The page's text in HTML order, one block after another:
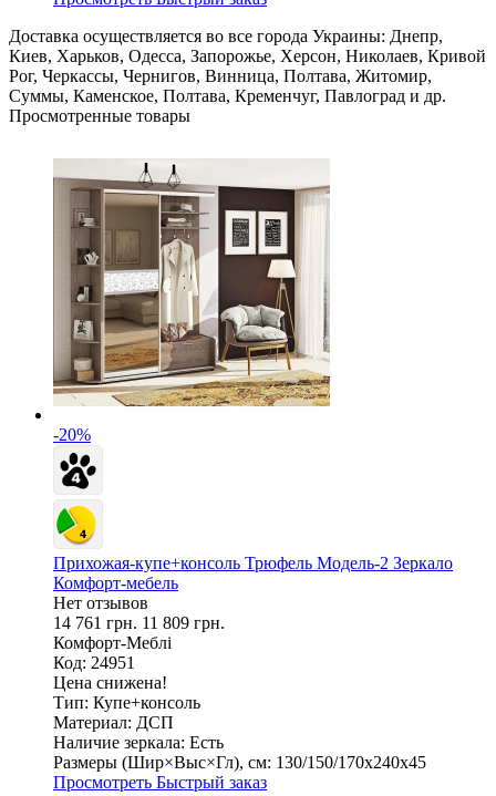
Доставка осуществляется во все города Украины: Днепр,
Киев, Харьков, Одесса, Запорожье, Херсон, Николаев, Кривой
Рог, Черкассы, Чернигов, Винница, Полтава, Житомир,
Суммы, Каменское, Полтава, Кременчуг, Павлоград и др.
Просмотренные товары
-20%
Прихожая-купе+консоль Трюфель Модель-2 Зеркало
Комфорт-мебель
Нет отзывов
14 761 грн. 11 809 грн.
Комфорт-Меблі
Код: 24951
Цена снижена!
Тип: Купе+консоль
Материал: ДСП
Наличие зеркала: Есть
Размеры (Шир×Выс×Гл), см: 130/150/170х240х45
Просмотреть Быстрый заказ